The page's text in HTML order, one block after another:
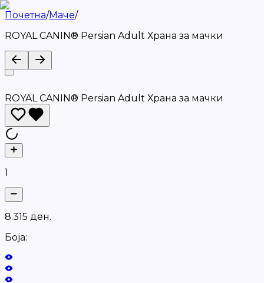
Почетна/Маче/
ROYAL CANIN® Persian Adult Храна за мачки
ROYAL CANIN® Persian Adult Храна за мачки
1
8.315 ден.
Боја: